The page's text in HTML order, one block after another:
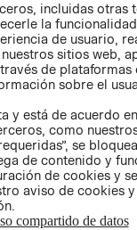
AVISO DE
COOKIES
LIBRO DE
incluidas otras
la
de usuario,
sitios web,
de plataformas
sobre el
y está de acuerdo
como
se
de contenido y
de cookies y
aviso de cookies
compartido de datos